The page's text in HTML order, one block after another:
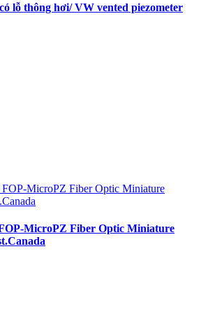
lỗ thông hơi/ VW vented piezometer
MicroPZ Fiber Optic Miniature